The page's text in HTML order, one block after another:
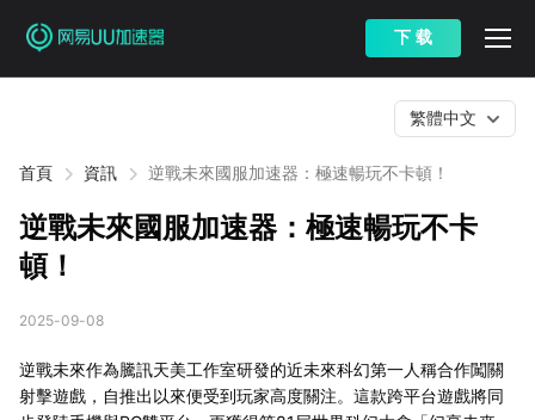
下 载
首頁 資訊 逆戰未來國服加速器：極速暢玩不卡頓！
繁體中文
逆戰未來國服加速器：極速暢玩不卡
頓！
2025-09-08
逆戰未來作為騰訊天美工作室研發的近未來科幻第一人稱合作闖關
射擊遊戲，自推出以來便受到玩家高度關注。這款跨平台遊戲將同